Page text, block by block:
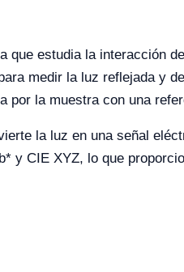
que estudia la interacción
medir la luz reflejada y
por la muestra con una
la luz en una señal
y CIE XYZ, lo que